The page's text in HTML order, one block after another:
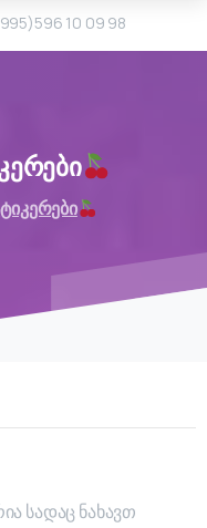
10 09 98
სადაც ნახავთ